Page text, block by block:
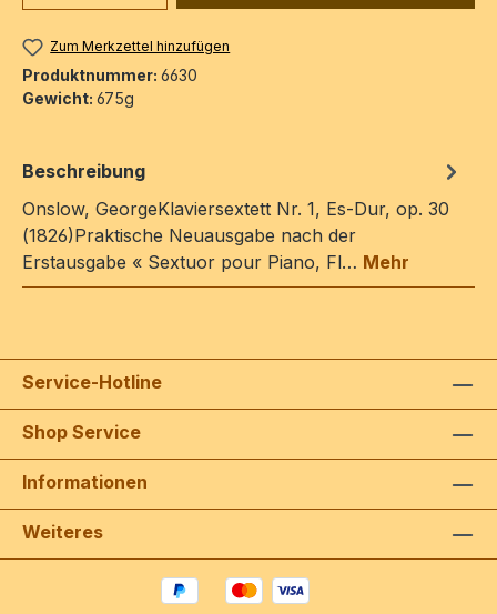
Zum Merkzettel hinzufügen
Produktnummer: 6630
Gewicht: 675g
Beschreibung
Onslow, GeorgeKlaviersextett Nr. 1, Es-Dur, op. 30
(1826)Praktische Neuausgabe nach der
Erstausgabe « Sextuor pour Piano, Fl… Mehr
Service-Hotline
Shop Service
Informationen
Weiteres